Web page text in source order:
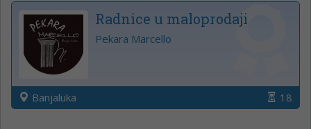
Radnice u maloprodaji
Pekara Marcello
Banjaluka 18